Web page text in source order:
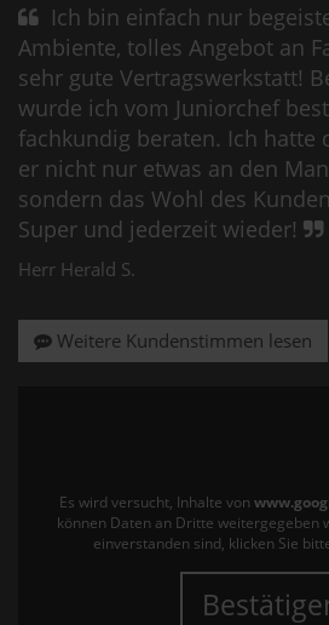
Ich bin einfach nur
Ambiente, tolles Angebot an
sehr gute Vertragswerkstatt!
wurde ich vom Juniorchef
fachkundig beraten. Ich hatte
er nicht nur etwas an den
sondern das Wohl des
Super und jederzeit wieder!
Herr Herald S.
Weitere Kundenstimmen lesen
Es wird versucht, Inhalte von
können Daten an Dritte weitergegeben
einverstanden sind, klicken Sie